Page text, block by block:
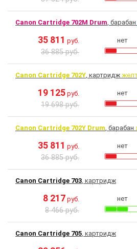
Canon Cartridge 702M Drum, барабан
35 811 руб.
36 885 руб.
нет
Canon Cartridge 702Y, картридж
19 125 руб.
19 698 руб.
нет
Canon Cartridge 702Y Drum, барабан
35 811 руб.
36 885 руб.
нет
Canon Cartridge 703, картридж
8 217 руб.
8 466 руб.
нет
Canon Cartridge 705, картридж